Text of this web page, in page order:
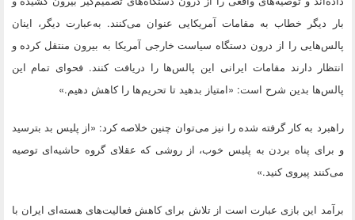
بار دیگر خطاب به مقامات آمریکایی عنوان می‌کنند. به‌عبارت دیگر، اینان
پالس‌هایی را از درون دستگاه سیاست خارجی آمریکا به بیرون منتقل کرده و
انتظار دارند مقامات ایرانی این پالس‌ها را دریافت کنند. فحوای تمام این
پالس‌ها بدین شرح است: «امتیاز بدهید تا تحریم‌ها را کاهش دهیم.»
راهبرد به کار گرفته شده را نیز می‌توان چنین خلاصه کرد: «از پلیس بد بترسید
و برای پناه بردن به پلیس خوب، از روشی که عقلای گروه حاشیه‌ای توصیه
می‌کنند پیروی کنید.»
برآمد این بازی عبارت است از تلاش برای کاهش فعالیت‌های هسته‌ای ایران با